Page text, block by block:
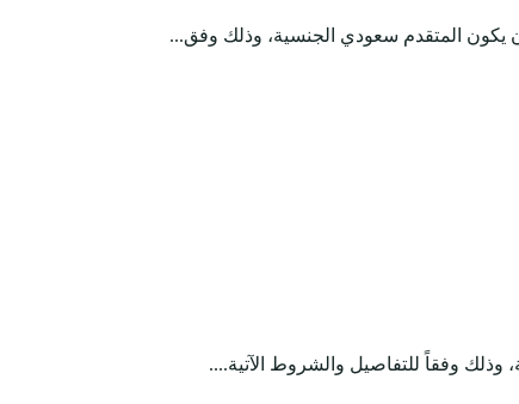
المتقدم سعودي الجنسية، وذلك وفق...
وفقاً للتفاصيل والشروط الآتية....